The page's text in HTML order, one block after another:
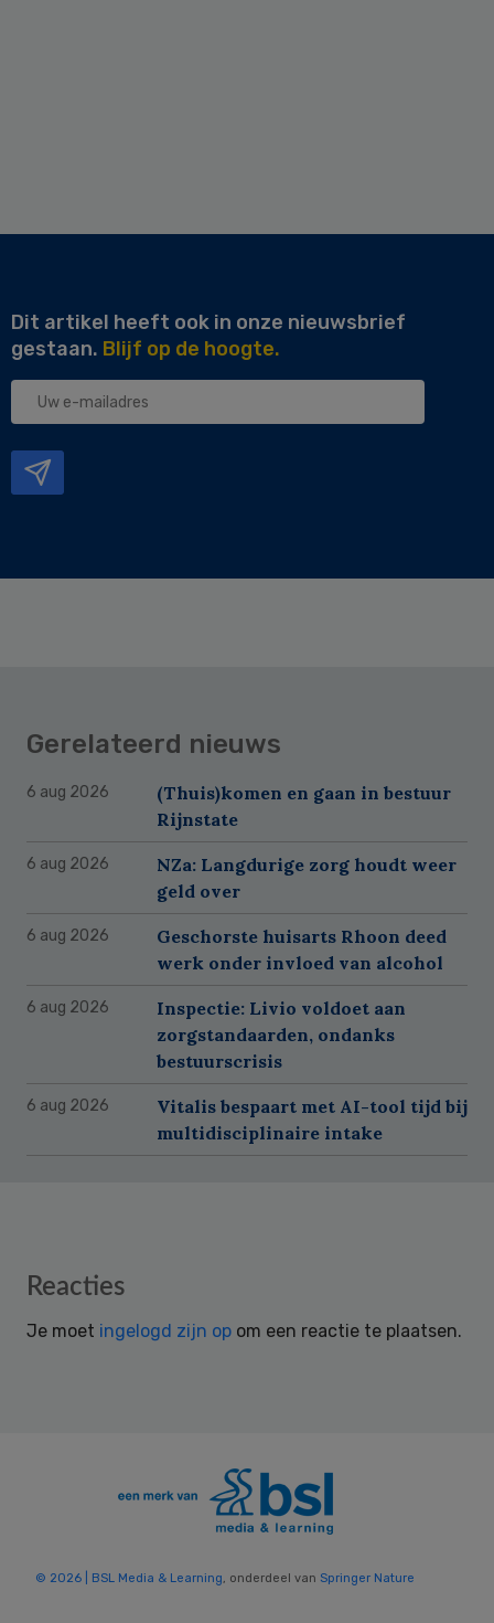
Dit artikel heeft ook in onze nieuwsbrief
gestaan. Blijf op de hoogte.
Uw
Gerelateerd nieuws
6 aug 2026
(Thuis)komen en gaan in bestuur
Rijnstate
6 aug 2026
NZa: Langdurige zorg houdt weer
geld over
6 aug 2026
Geschorste huisarts Rhoon deed
werk onder invloed van alcohol
6 aug 2026
Inspectie: Livio voldoet aan
zorgstandaarden, ondanks
bestuurscrisis
6 aug 2026
Vitalis bespaart met AI-tool tijd bij
multidisciplinaire intake
Reader
Reacties
Je moet ingelogd zijn op om een reactie te plaatsen.
© 2026 | BSL Media & Learning, onderdeel van Springer Nature